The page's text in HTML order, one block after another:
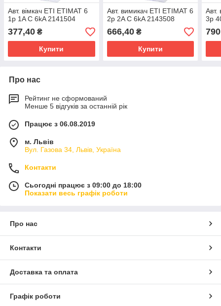
Авт. вімкач ETI ETIMAT 6
1p 1A C 6kA 2141504
377,40 ₴
Купити
Авт. вимикач ETI ETIMAT 6
2p 2A C 6kA 2143508
666,40₴
Купити
Авт.
3p
790
Про нас
Рейтинг не сформований
Менше 5 відгуків за останній рік
Працює з 06.08.2019
м. Львів
Вул. Газова 34, Львів, Україна
Контакти
Сьогодні працює з 09:00 до 18:00
Показати весь графік роботи
Про нас
Контакти
Доставка та оплата
Графік роботи